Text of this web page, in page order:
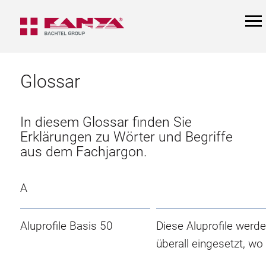
Glossar
In diesem Glossar finden Sie
Erklärungen zu Wörter und Begriffe
aus dem Fachjargon.
A
Aluprofile Basis 50
Diese Aluprofile
überall eingesetzt, wo